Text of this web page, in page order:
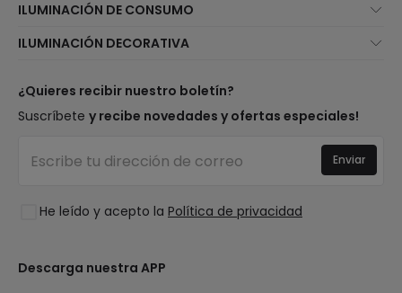
Atención al cliente
Métodos de envío
¿Eres profesional?
Tiendas
Preguntas frecuentes
Iniciar sesión
ILUMINACIÓN DE CONSUMO
Marcas
Presupuestos
Iluminación para empresas
ILUMINACIÓN DECORATIVA
Top Marcas
Espacios
Colecciones
LoveYouGreen
¿Quieres recibir nuestro boletín?
Suscríbete y recibe novedades y ofertas especiales!
He leído y acepto la Política de privacidad
Enviar
Descarga nuestra APP